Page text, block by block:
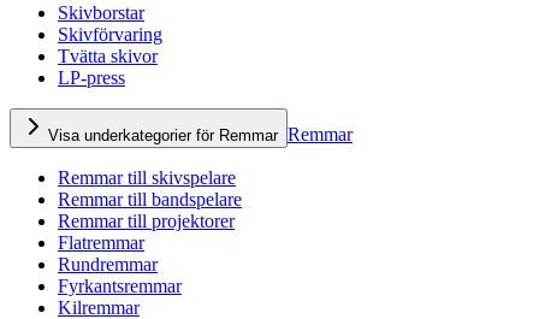
Skivborstar
Skivförvaring
Tvätta skivor
LP-press
Visa underkategorier för Remmar Remmar
Remmar till skivspelare
Remmar till bandspelare
Remmar till projektorer
Flatremmar
Rundremmar
Fyrkantsremmar
Kilremmar